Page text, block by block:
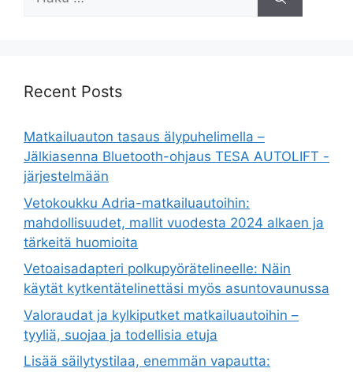
Recent Posts
Matkailuauton tasaus älypuhelimella –
Jälkiasenna Bluetooth-ohjaus TESA AUTOLIFT -
järjestelmään
Vetokoukku Adria-matkailuautoihin:
mahdollisuudet, mallit vuodesta 2024 alkaen ja
tärkeitä huomioita
Vetoaisadapteri polkupyörätelineelle: Näin
käytät kytkentätelinettäsi myös asuntovaunussa
Valoraudat ja kylkiputket matkailuautoihin –
tyyliä, suojaa ja todellisia etuja
Lisää säilytystilaa, enemmän vapautta: